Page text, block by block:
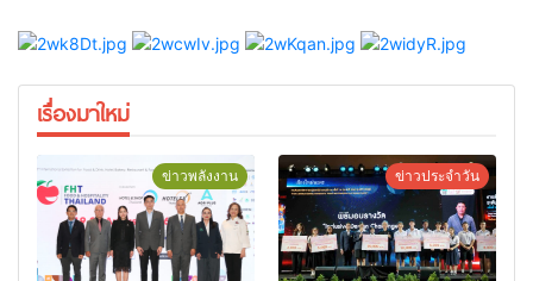
เรื่องมาใหม่
ข่าวพลังงาน ข่าวประจำวัน